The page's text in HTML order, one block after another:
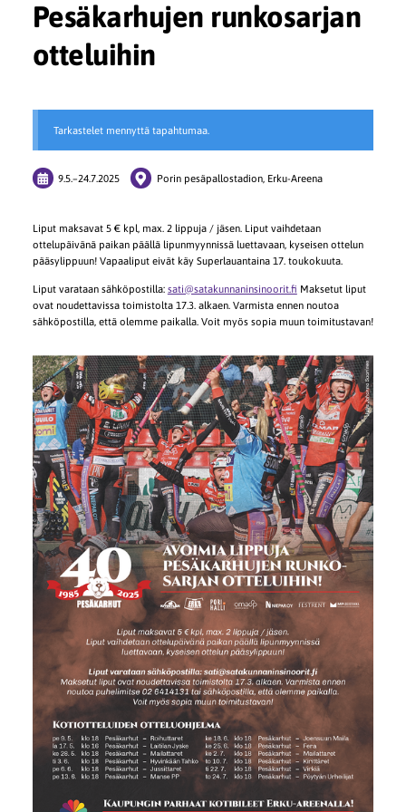
Pesäkarhujen runkosarjan
otteluihin
Tarkastelet mennyttä tapahtumaa.
9.5.–24.7.2025 Porin pesäpallostadion, Erku-Areena
Liput maksavat 5 € kpl, max. 2 lippuja / jäsen. Liput vaihdetaan
ottelupäivänä paikan päällä lipunmyynnissä luettavaan, kyseisen ottelun
pääsylippuun! Vapaaliput eivät käy Superlauantaina 17. toukokuuta.
Liput varataan sähköpostilla: sati@satakunnaninsinoorit.fi Maksetut liput
ovat noudettavissa toimistolta 17.3. alkaen. Varmista ennen noutoa
sähköpostilla, että olemme paikalla. Voit myös sopia muun toimitustavan!